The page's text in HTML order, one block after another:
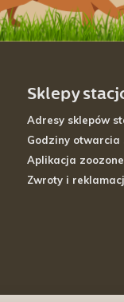
Sklepy
Adresy sklepów
Godziny otwarcia
Aplikacja
Zwroty i